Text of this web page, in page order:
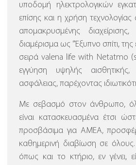
υποδομή ηλεκτρολογικών
επίσης και η χρήση
απομακρυσμένης
διαμέρισμα ως ”Έξυπνο σπίτι, της
σειρά valena life with Netatmo
εγγύηση υψηλής αισθητικής,
ασφάλειας, παρέχοντας
Με σεβασμό στον άνθρωπο,
είναι κατασκευασμένα έτσι
προσβάσιμα για ΑΜΕΑ,
καθημερινή διαβίωση σε
όπως και το κτήριο, εν γένει,